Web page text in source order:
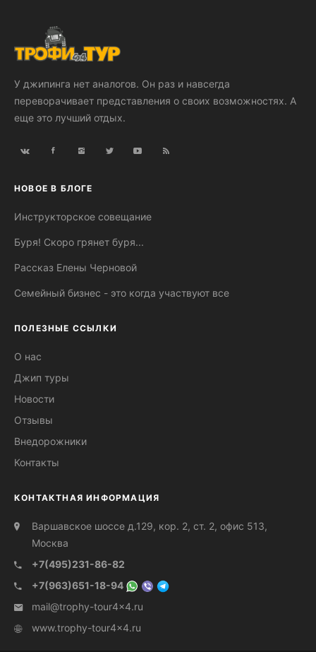
У джипинга нет аналогов. Он раз и навсегда
переворачивает представления о своих возможностях. А
еще это лучший отдых.
НОВОЕ В БЛОГЕ
Инструкторское совещание
Буря! Скоро грянет буря...
Рассказ Елены Черновой
Семейный бизнес - это когда участвуют все
ПОЛЕЗНЫЕ ССЫЛКИ
О нас
Джип туры
Новости
Отзывы
Внедорожники
Контакты
КОНТАКТНАЯ ИНФОРМАЦИЯ
Варшавское шоссе д.129, кор. 2, ст. 2, офис 513,
Москва
+7(495)231-86-82
+7(963)651-18-94
mail@trophy-tour4x4.ru
www.trophy-tour4x4.ru